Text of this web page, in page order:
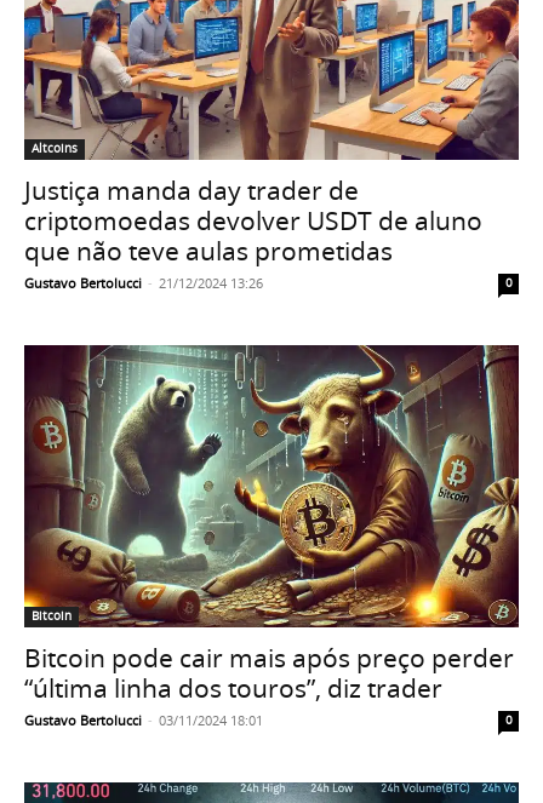
Altcoins
Justiça manda day trader de
criptomoedas devolver USDT de aluno
que não teve aulas prometidas
Gustavo Bertolucci - 21/12/2024 13:26 0
Bitcoin
Bitcoin pode cair mais após preço perder
“última linha dos touros”, diz trader
Gustavo Bertolucci - 03/11/2024 18:01 0